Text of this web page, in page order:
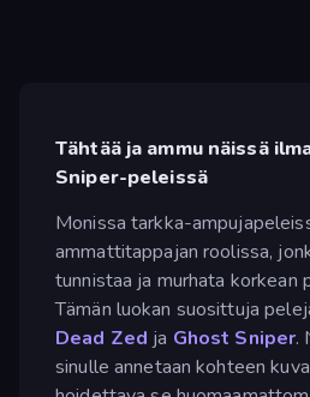
Tähtää ja ammu näissä
Sniper-peleissä
Monissa tarkka-
ammattitappajan roolissa,
tunnistaa ja murhata korkean
Tämän luokan suosittuja
Dead Zed ja Ghost Sniper.
sinulle annetaan kohteen